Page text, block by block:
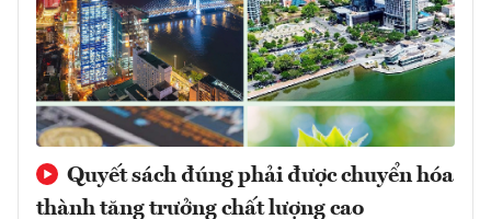
Quyết sách đúng phải được chuyển hóa
thành tăng trưởng chất lượng cao